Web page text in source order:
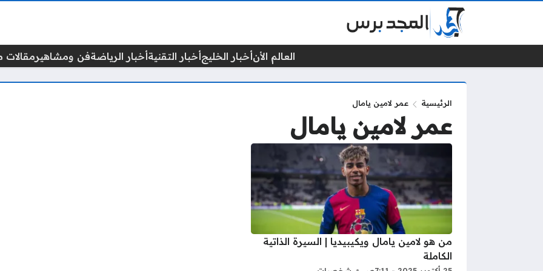
العالم الأنأخبار الخليجأخبار التقنيةأخبار الرياضةفن ومشاهيرمقالات
الرئيسية عمر لامين يامال
عمر لامين يامال
من هو لامين يامال ويكيبيديا | السيرة الذاتية
الكاملة